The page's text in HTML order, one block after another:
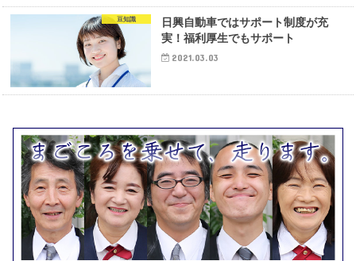
豆知識
日興自動車ではサポート制度が充
実！福利厚生でもサポート
2021.03.03